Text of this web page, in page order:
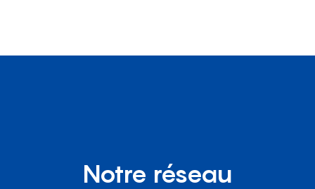
Notre réseau